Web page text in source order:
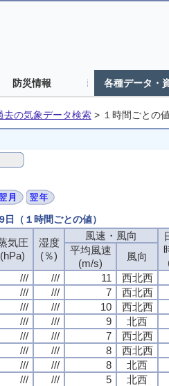
防災情報 各種データ・
去の気象データ検索 > １時間ごとの
（１時間ごとの値）
気圧
(hPa)
湿度
(％)
風速・風向
平均風速
(m/s)
風向
/// /// 11
西北西
/// /// 7
西北西
/// /// 10
西北西
/// /// 9
北西
/// /// 7
西北西
/// /// 8
西北西
/// /// 8
北西
/// /// 5
北西
気圧
(hPa)
湿度
(％)
風速・風向
平均風速
(m/s)
風向
/// /// 11
西北西
/// /// 7
西北西
/// /// 10
西北西
/// /// 9
北西
/// /// 7
西北西
/// /// 8
西北西
/// /// 8
北西
/// /// 5
北西
気圧
(hPa)
湿度
(％)
風速・風向
平均風速
(m/s)
風向
/// /// 11
西北西
/// /// 7
西北西
/// /// 10
西北西
/// /// 9
北西
/// /// 7
西北西
/// /// 8
西北西
/// /// 8
北西
/// /// 5
北西
気圧
(hPa)
湿度
(％)
風速・風向
平均風速
(m/s)
風向
/// /// 11
西北西
/// /// 7
西北西
/// /// 10
西北西
/// /// 9
北西
/// /// 7
西北西
/// /// 8
西北西
/// /// 8
北西
/// /// 5
北西